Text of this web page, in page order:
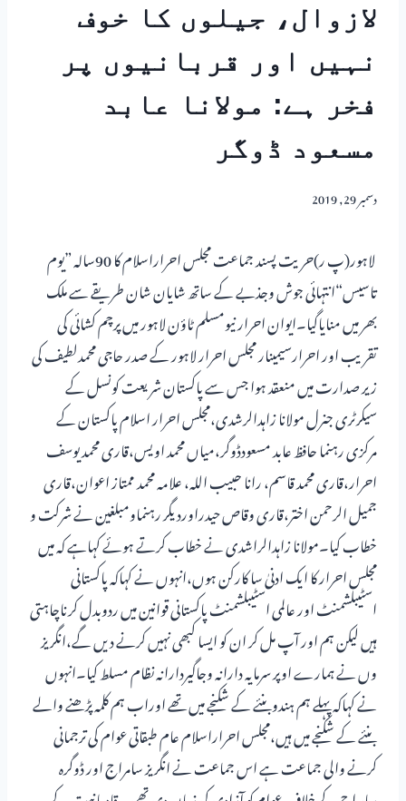
لازوال، جیلوں کا خوف
نہیں اور قربانیوں پر
فخر ہے: مولانا عابد
مسعود ڈوگر
دسمبر 29, 2019
لاہور(پ ر)حریت پسند جماعت مجلس احراراسلام کا 90سالہ ”یوم
تاسیس“انتہائی جوش وجذبے کے ساتھ شایان شان طریقے سے ملک
بھر میں منایاگیا۔ایوان احرار نیومسلم ٹاؤن لاہور میں پرچم کشائی کی
تقریب اور احرارسیمینار مجلس احرار لاہور کے صدر حاجی محمدلطیف کی
زیر صدارت میں منعقد ہوا جس سے پاکستان شریعت کونسل کے
سیکرٹری جنرل مولانا زاہدالرشدی،مجلس احرار اسلام پاکستان کے
مرکزی رہنما حافظ عابد مسعودڈوگر،میاں محمد اویس،قاری محمد یوسف
احرار،قاری محمد قاسم، رانا حبیب اللہ، علامہ محمد ممتاز اعوان،قاری
جمیل الرحمن اختر،قاری وقاص حیدراوردیگر رہنماومبلغین نے شرکت و
خطاب کیا۔مولانا زاہدالراشدی نے خطاب کرتے ہوئے کہاہے کہ میں
مجلس احرار کا ایک ادنیٰ سا کارکن ہوں،انہوں نے کہاکہ پاکستانی
اسٹیبلشمنٹ اور عالمی اسٹیبلشمنٹ پاکستانی قوانین میں ردوبدل کرناچاہتی
ہیں لیکن ہم اور آپ مل کر ان کو ایسا کبھی نہیں کرنے دیں گے،انگریز
وں نے ہمارے اوپر سرمایہ دارانہ وجاگیردارانہ نظام مسلط کیا۔انہوں
نے کہاکہ پہلے ہم ہندوبنئے کے شکنجے میں تھے اوراب ہم کلمہ پڑھنے والے
بنئے کے شکنجے میں ہیں،مجلس احراراسلام عام طبقاتی عوام کی ترجمانی
کرنے والی جماعت ہے اس جماعت نے انگریز سامراج اور ڈوگرہ